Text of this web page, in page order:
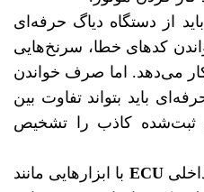
از دستگاه دیاگ حرفه‌ای
کدهای خطا، سرنخ‌هایی
می‌دهد. اما صرف خواندن
باید بتواند تفاوت بین
ثبت‌شده کاذب را تشخیص
ECU با ابزارهایی مانند